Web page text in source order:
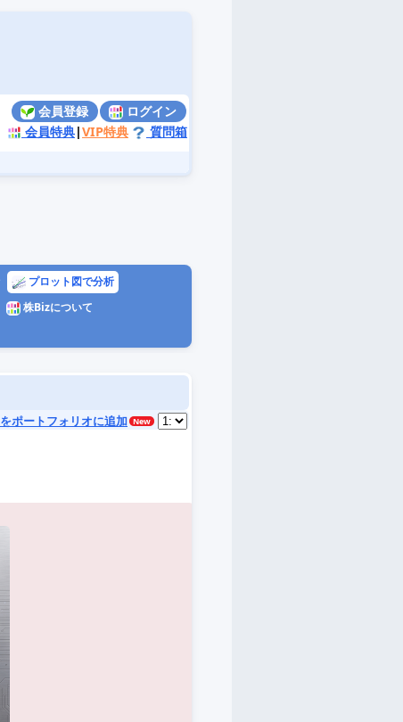
会員登録
ログイン
会員特典|VIP特典 質問箱
プロット図で分析
株Bizについて
をポートフォリオに追加